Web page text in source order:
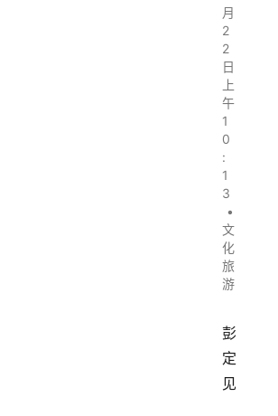
月
2
2
日
上
午
1
0
:
1
3
•
文
化
旅
游
彭
定
见